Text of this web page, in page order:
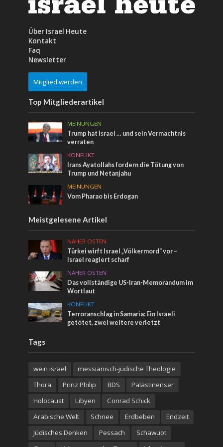
Über Israel Heute
Kontakt
Faq
Newsletter
Mitglied werden
Top Mitgliederartikel
MEINUNGEN
Trump hat Israel … und sein Vermächtnis
verraten
KONFLIKT
Irans Ayatollahs fordern die Tötung von
Trump und Netanjahu
MEINUNGEN
Vom Pharao bis Erdogan
Meistgelesene Artikel
NAHER OSTEN
Türkei wirft Israel „Völkermord“ vor –
Israel reagiert scharf
NAHER OSTEN
Das vollständige US-Iran-Memorandum im
Wortlaut
KONFLIKT
Terroranschlag in Samaria: Ein Israeli
getötet, zwei weitere verletzt
Tags
wein israel
messianisch-jüdische Theologie
Thora
Prinz Philip BDS
Palästinenser
Holocaust
Libyen
Conrad Schick
Arabische Welt
Schnee Erdbeben
Endzeit
Jüdisches Denken
Pessach
Schawuot